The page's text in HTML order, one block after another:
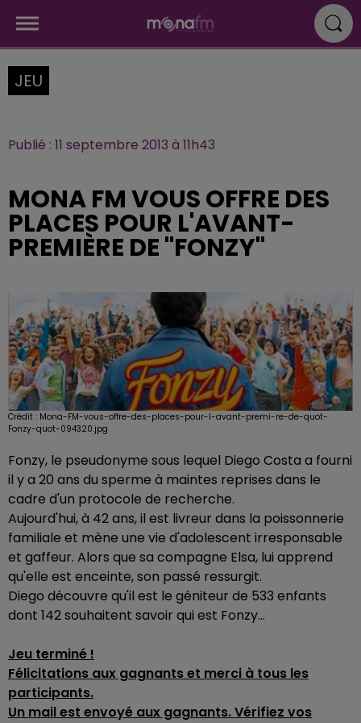
JEU
Publié : 11 septembre 2013 à 11h43
MONA FM VOUS OFFRE DES
PLACES POUR L'AVANT-
PREMIÈRE DE "FONZY"
Crédit : Mona-FM-vous-offre-des-places-pour-l-avant-premi-re-de-quot-
Fonzy-quot-094320.jpg
Fonzy, le pseudonyme sous lequel Diego Costa a fourni
il y a 20 ans du sperme à maintes reprises dans le
cadre d'un protocole de recherche.
Aujourd'hui, à 42 ans, il est livreur dans la poissonnerie
familiale et mène une vie d'adolescent irresponsable
et gaffeur. Alors que sa compagne Elsa, lui apprend
qu'elle est enceinte, son passé ressurgit.
Diego découvre qu'il est le géniteur de 533 enfants
dont 142 souhaitent savoir qui est Fonzy…
Jeu terminé !
Félicitations aux gagnants et merci à tous les
participants.
Un mail est envoyé aux gagnants. Vérifiez vos